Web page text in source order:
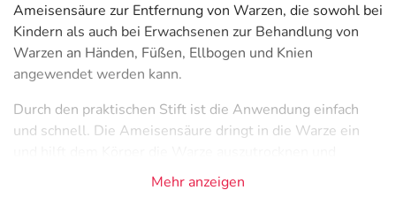
Ameisensäure zur Entfernung von Warzen, die sowohl bei
Kindern als auch bei Erwachsenen zur Behandlung von
Warzen an Händen, Füßen, Ellbogen und Knien
angewendet werden kann.
Durch den praktischen Stift ist die Anwendung einfach
und schnell. Die Ameisensäure dringt in die Warze ein
abzustoßen. Sobald die Stiftspitze auf die Warze gedrückt
wird, trägt der Applikator die notwendige Menge auf die
Mehr anzeigen